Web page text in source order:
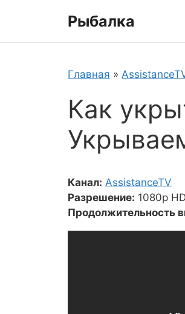
Рыбалка
Главная »
Как
Канал: AssistanceTV
Разрешение: 1080p
Продолжительность